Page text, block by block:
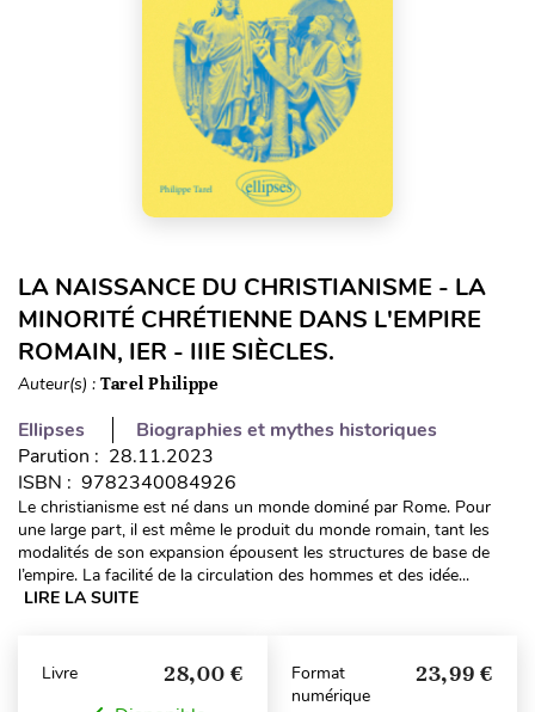
LA NAISSANCE DU CHRISTIANISME - LA
MINORITÉ CHRÉTIENNE DANS L'EMPIRE
ROMAIN, IER - IIIE SIÈCLES.
Auteur(s) : Tarel Philippe
Ellipses
Biographies et mythes historiques
Parution : 28.11.2023
ISBN : 9782340084926
Le christianisme est né dans un monde dominé par Rome. Pour
une large part, il est même le produit du monde romain, tant les
modalités de son expansion épousent les structures de base de
l’empire. La facilité de la circulation des hommes et des idée...
LIRE LA SUITE
Livre 28,00 €
Format
numérique
23,99 €